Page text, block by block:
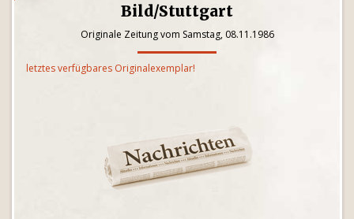
Bild/Stuttgart
Originale Zeitung vom Samstag, 08.11.1986
letztes verfügbares Originalexemplar!